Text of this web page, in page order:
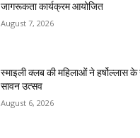
जागरूकता कार्यक्रम आयोजित
August 7, 2026
स्माइली क्लब की महिलाओं ने हर्षोल्लास के
सावन उत्सव
August 6, 2026